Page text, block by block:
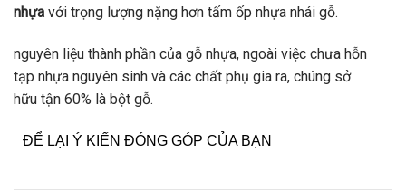
nhựa với trọng lượng nặng hơn tấm ốp nhựa nhái gỗ.
nguyên liệu thành phần của gỗ nhựa, ngoài việc chưa hỗn
tạp nhựa nguyên sinh và các chất phụ gia ra, chúng sở
hữu tận 60% là bột gỗ.
ĐỂ LẠI Ý KIẾN ĐÓNG GÓP CỦA BẠN